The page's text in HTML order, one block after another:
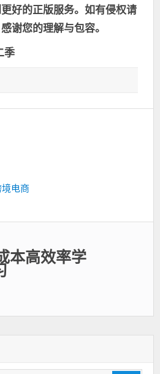
好的正版服务。如有侵权请
谢您的理解与包容。
季
电商
本高效率学